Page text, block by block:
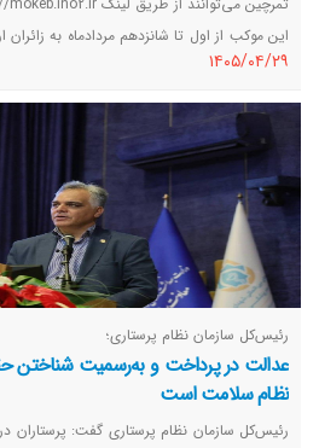
این موکب از اول تا شانزدهم مردادماه به
درمانی ارائه خواهد کرد.
١٤٠٥/٠٤/٢٩
رئیس‌کل سازمان نظام پرستاری؛
عدالت در پرداخت و به‌رسمیت شناختن
نظام سلامت است
رئیس‌کل سازمان نظام پرستاری گفت: پرستاران